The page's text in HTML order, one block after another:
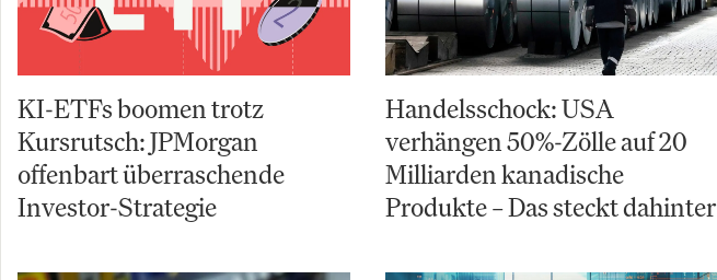
KI-ETFs boomen trotz
Kursrutsch: JPMorgan
offenbart überraschende
Investor-Strategie
Handelsschock: USA
verhängen 50%-Zölle auf 20
Milliarden kanadische
Produkte – Das steckt dahinter